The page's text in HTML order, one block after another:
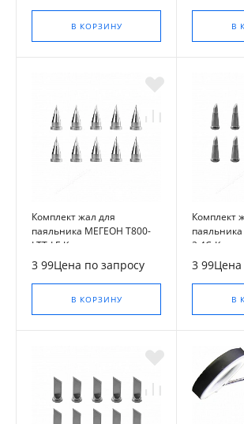
В КОРЗИНУ В
Комплект жал для
паяльника МЕГЕОН T800-
LTT-LF-K
3 99Цена по запросу
В КОРЗИНУ
Комплект
2.4C-K
3 99Цена
В